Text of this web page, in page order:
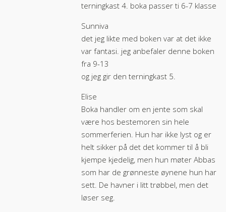
terningkast 4. boka passer ti 6-7 klasse
Sunniva
det jeg likte med boken var at det ikke
var fantasi. jeg anbefaler denne boken
fra 9-13
og jeg gir den terningkast 5.
Elise
Boka handler om en jente som skal
være hos bestemoren sin hele
sommerferien. Hun har ikke lyst og er
helt sikker på det det kommer til å bli
kjempe kjedelig, men hun møter Abbas
som har de grønneste øynene hun har
sett. De havner i litt trøbbel, men det
løser seg.